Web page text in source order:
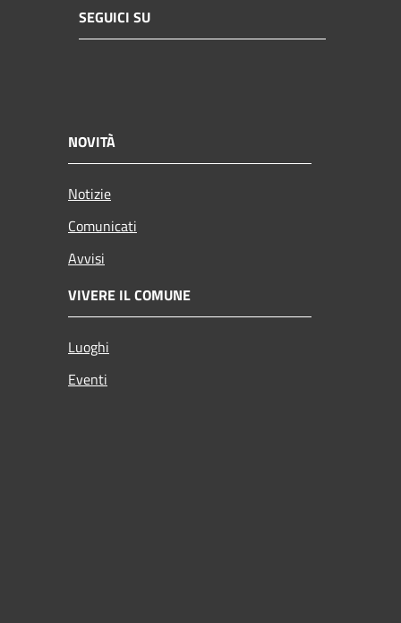
SEGUICI SU
NOVITÀ
Notizie
Comunicati
Avvisi
VIVERE IL COMUNE
Luoghi
Eventi